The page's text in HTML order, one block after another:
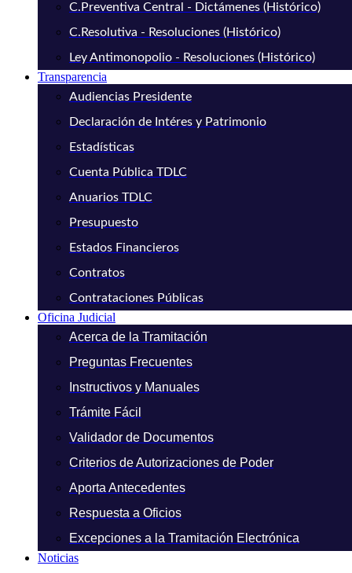
C.Preventiva Central - Dictámenes (Histórico)
C.Resolutiva - Resoluciones (Histórico)
Ley Antimonopolio - Resoluciones (Histórico)
Transparencia
Audiencias Presidente
Declaración de Intéres y Patrimonio
Estadísticas
Cuenta Pública TDLC
Anuarios TDLC
Presupuesto
Estados Financieros
Contratos
Contrataciones Públicas
Oficina Judicial
Acerca de la Tramitación
Preguntas Frecuentes
Instructivos y Manuales
Trámite Fácil
Validador de Documentos
Criterios de Autorizaciones de Poder
Aporta Antecedentes
Respuesta a Oficios
Excepciones a la Tramitación Electrónica
Noticias